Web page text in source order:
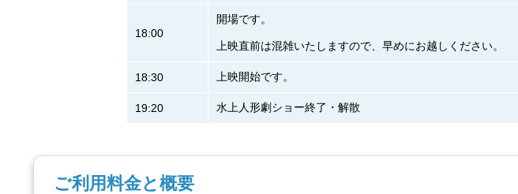
18:00
開場です。
上映直前は混雑いたしますので、早めにお越しください。
18:30 上映開始です。
19:20 水上人形劇ショー終了・解散
ご利用料金と概要